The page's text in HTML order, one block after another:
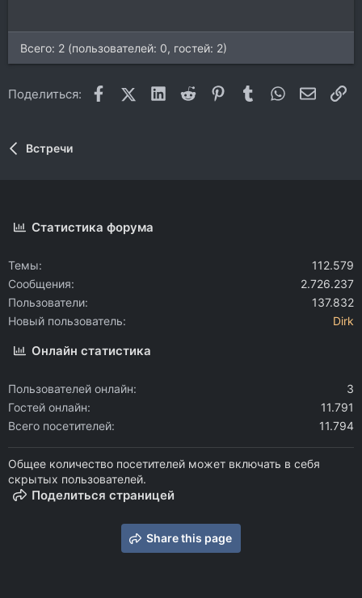
Всего: 2 (пользователей: 0, гостей: 2)
Поделиться: FacebookX (Twitter)
LinkedIn
Reddit Pinterest
Tumblr WhatsApp
Встречи
Статистика форума
Темы
112.579
Сообщения
2.726.237
Пользователи
137.832
Новый пользователь
Dirk
Онлайн статистика
Пользователей онлайн
3
Гостей онлайн
11.791
Всего посетителей
11.794
Общее количество посетителей может включать в себя
скрытых пользователей.
Поделиться страницей
Share this page